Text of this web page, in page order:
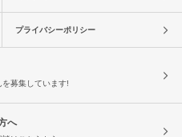
プライバシーポリシー
募集しています!
へ